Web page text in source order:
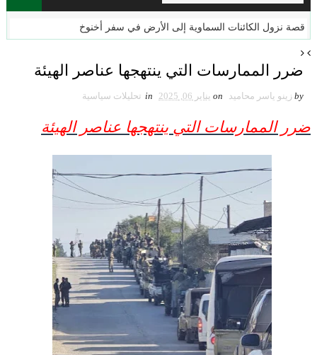
قصة نزول الكائنات السماوية إلى الأرض في سفر أخنوخ
ضرر الممارسات التي ينتهجها عناصر الهيئة
by زينو ياسر محاميد on يناير 06, 2025 in تحليلات سياسية
ضرر الممارسات التي ينتهجها عناصر الهيئة